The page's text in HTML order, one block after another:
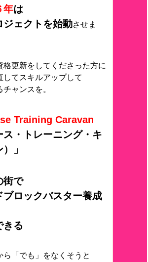
年は
ジェクトを始動させま
格更新をしてくださった方に
してスキルアップして
ャンスを。
Training Caravan
ス・トレーニング・キ
」
街で
ブロックバスター養成
きる
ら「でも」をなくそうと